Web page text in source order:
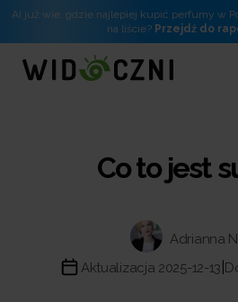
AI już wie, gdzie najlepiej kupić perfumy w
na liście? Przejdź do
Co to jest
Adrianna
Aktualizacja 2025-12-13